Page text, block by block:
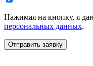
Нажимая на кнопку, я
персональных данных.